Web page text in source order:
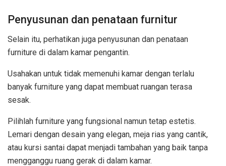
Penyusunan dan penataan furnitur
Selain itu, perhatikan juga penyusunan dan penataan
furniture di dalam kamar pengantin.
Usahakan untuk tidak memenuhi kamar dengan terlalu
banyak furniture yang dapat membuat ruangan terasa
sesak.
Pilihlah furniture yang fungsional namun tetap estetis.
Lemari dengan desain yang elegan, meja rias yang cantik,
atau kursi santai dapat menjadi tambahan yang baik tanpa
mengganggu ruang gerak di dalam kamar.